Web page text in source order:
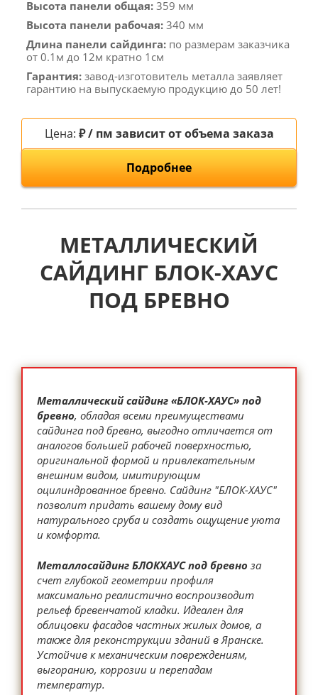
Высота панели общая: 359 мм
Высота панели рабочая: 340 мм
Длина панели сайдинга: по размерам заказчика
от 0.1м до 12м кратно 1см
Гарантия: завод-изготовитель металла заявляет
гарантию на выпускаемую продукцию до 50 лет!
Цена: ₽ / пм зависит от объема заказа
Подробнее
МЕТАЛЛИЧЕСКИЙ
САЙДИНГ БЛОК-ХАУС
ПОД БРЕВНО
Металлический сайдинг «БЛОК-ХАУС» под
бревно, обладая всеми преимуществами
сайдинга под бревно, выгодно отличается от
аналогов большей рабочей поверхностью,
оригинальной формой и привлекательным
внешним видом, имитирующим
оцилиндрованное бревно. Сайдинг "БЛОК-ХАУС"
позволит придать вашему дому вид
натурального сруба и создать ощущение уюта
и комфорта.
Металлосайдинг БЛОКХАУС под бревно за
счет глубокой геометрии профиля
максимально реалистично воспроизводит
рельеф бревенчатой кладки. Идеален для
облицовки фасадов частных жилых домов, а
также для реконструкции зданий в Яранске.
Устойчив к механическим повреждениям,
выгоранию, коррозии и перепадам
температур.